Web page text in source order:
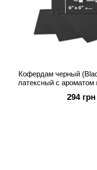
Кофердам черный
латексный с ароматом
294 грн